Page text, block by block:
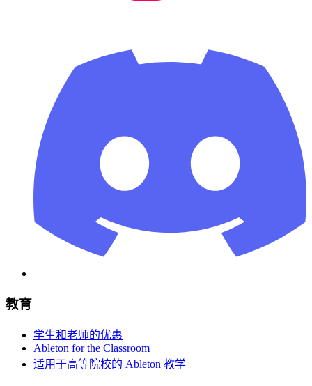
教育
学生和老师的优惠
Ableton for the Classroom
适用于高等院校的 Ableton 教学